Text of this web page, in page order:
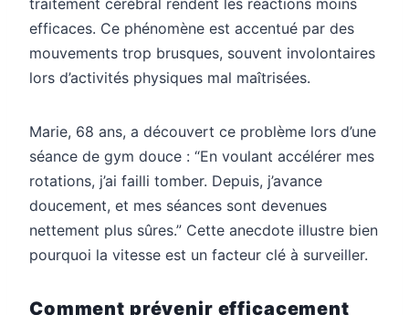
efficaces. Ce phénomène est accentué par des
mouvements trop brusques, souvent involontaires
lors d’activités physiques mal maîtrisées.
Marie, 68 ans, a découvert ce problème lors d’une
séance de gym douce : “En voulant accélérer mes
rotations, j’ai failli tomber. Depuis, j’avance
doucement, et mes séances sont devenues
nettement plus sûres.” Cette anecdote illustre bien
pourquoi la vitesse est un facteur clé à surveiller.
Comment prévenir efficacement